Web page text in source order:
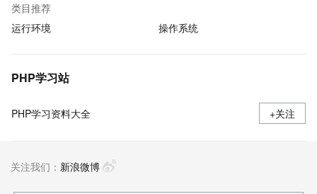
类目推荐
运行环境
操作系统
PHP学习站
PHP学习资料大全 +关注
关注我们： 新浪微博